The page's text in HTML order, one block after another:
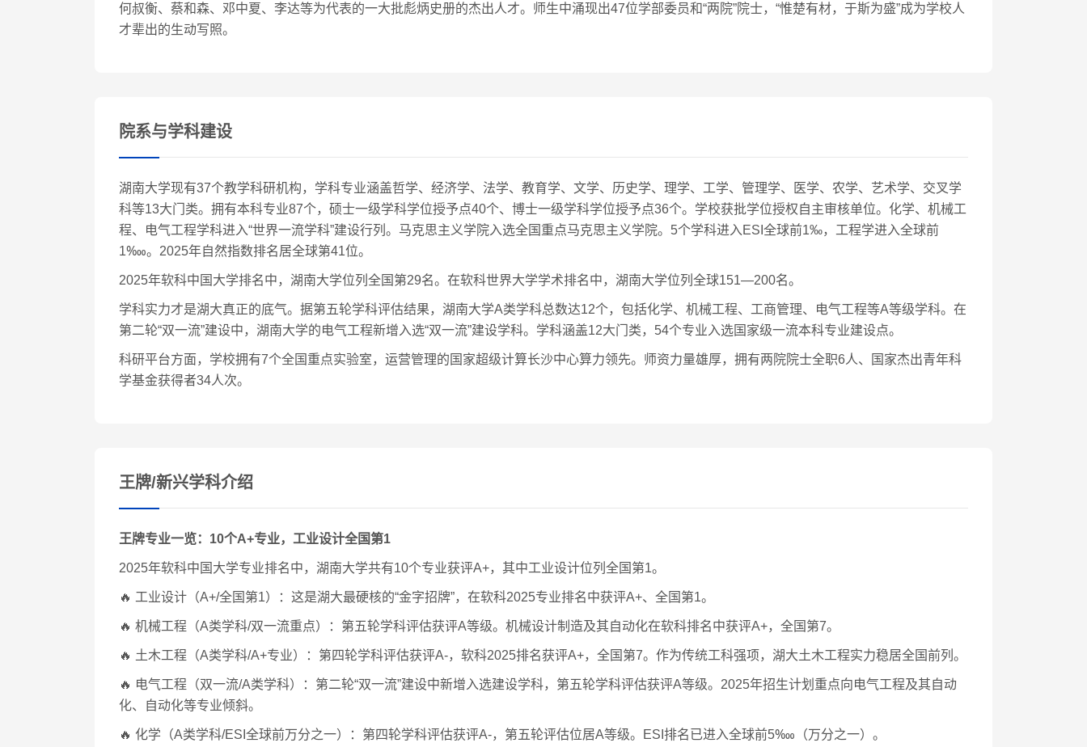
何叔衡、蔡和森、邓中夏、李达等为代表的一大批彪炳史册的杰出人才。师生中涌现出47位学部委员和“两院”院士，“惟楚有材，于斯为盛”成为学校人
才辈出的生动写照。
院系与学科建设
湖南大学现有37个教学科研机构，学科专业涵盖哲学、经济学、法学、教育学、文学、历史学、理学、工学、管理学、医学、农学、艺术学、交叉学
科等13大门类。拥有本科专业87个，硕士一级学科学位授予点40个、博士一级学科学位授予点36个。学校获批学位授权自主审核单位。化学、机械工
程、电气工程学科进入“世界一流学科”建设行列。马克思主义学院入选全国重点马克思主义学院。5个学科进入ESI全球前1‰，工程学进入全球前
1‱。2025年自然指数排名居全球第41位。
2025年软科中国大学排名中，湖南大学位列全国第29名。在软科世界大学学术排名中，湖南大学位列全球151—200名。
学科实力才是湖大真正的底气。据第五轮学科评估结果，湖南大学A类学科总数达12个，包括化学、机械工程、工商管理、电气工程等A等级学科。在
第二轮“双一流”建设中，湖南大学的电气工程新增入选“双一流”建设学科。学科涵盖12大门类，54个专业入选国家级一流本科专业建设点。
科研平台方面，学校拥有7个全国重点实验室，运营管理的国家超级计算长沙中心算力领先。师资力量雄厚，拥有两院院士全职6人、国家杰出青年科
学基金获得者34人次。
王牌/新兴学科介绍
王牌专业一览：10个A+专业，工业设计全国第1
2025年软科中国大学专业排名中，湖南大学共有10个专业获评A+，其中工业设计位列全国第1。
🔥 工业设计（A+/全国第1）：这是湖大最硬核的“金字招牌”，在软科2025专业排名中获评A+、全国第1。
🔥 机械工程（A类学科/双一流重点）：第五轮学科评估获评A等级。机械设计制造及其自动化在软科排名中获评A+，全国第7。
🔥 土木工程（A类学科/A+专业）：第四轮学科评估获评A-，软科2025排名获评A+，全国第7。作为传统工科强项，湖大土木工程实力稳居全国前列。
🔥 电气工程（双一流/A类学科）：第二轮“双一流”建设中新增入选建设学科，第五轮学科评估获评A等级。2025年招生计划重点向电气工程及其自动
化、自动化等专业倾斜。
🔥 化学（A类学科/ESI全球前万分之一）：第四轮学科评估获评A-，第五轮评估位居A等级。ESI排名已进入全球前5‱（万分之一）。